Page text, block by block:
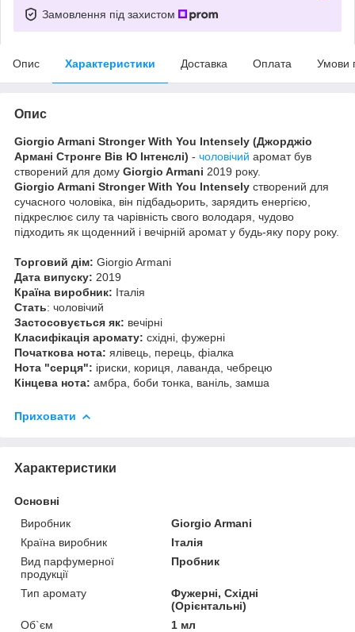
Замовлення під захистом
Опис Характеристики Доставка Оплата Умови
Опис
Giorgio Armani Stronger With You Intensely (Джорджіо
Армані Стронге Вів Ю Інтенслі) - чоловічий аромат був
створений для дому Giorgio Armani 2019 року.
Giorgio Armani Stronger With You Intensely створений для
сучасного чоловіка, він підбадьорить, зарядить енергією,
підкреслює силу та чарівність свого володаря, чудово
підходить як щоденний і вечірній аромат у будь-яку пору року.
Торговий дім: Giorgio Armani
Дата випуску: 2019
Країна виробник: Італія
Стать: чоловічий
Застосовується як: вечірні
Класифікація аромату: східні, фужерні
Початкова нота: ялівець, перець, фіалка
Нота "серця": іриски, кориця, лаванда, чебрецю
Кінцева нота: амбра, боби тонка, ваніль, замша
Приховати
Характеристики
Основні
Виробник
Giorgio Armani
Країна виробник
Італія
Вид парфумерної
продукції
Пробник
Тип аромату
Фужерні, Східні
(Орієнтальні)
Об`єм
1 мл